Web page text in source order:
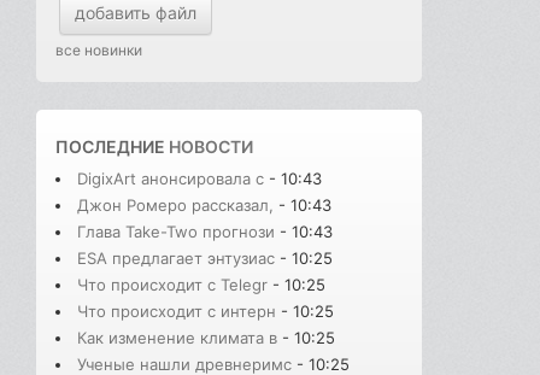
добавить файл
все новинки
ПОСЛЕДНИЕ НОВОСТИ
DigixArt анонсировала с - 10:43
Джон Ромеро рассказал, - 10:43
Глава Take-Two прогнози - 10:43
ESA предлагает энтузиас - 10:25
Что происходит с Telegr - 10:25
Что происходит с интерн - 10:25
Как изменение климата в - 10:25
Ученые нашли древнеримс - 10:25